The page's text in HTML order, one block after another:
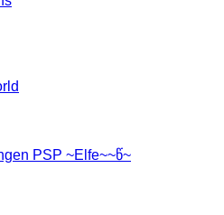
PSP ~Elfe~~წ~